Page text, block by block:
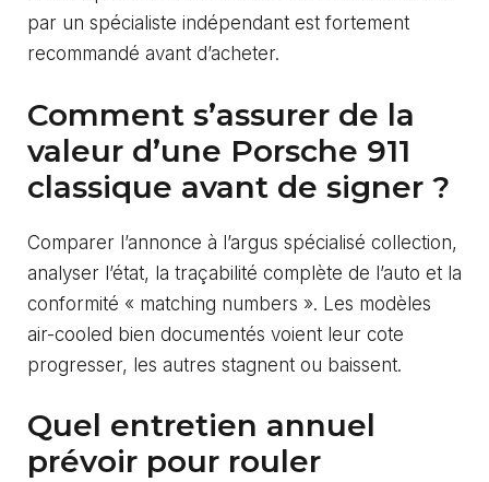
par un spécialiste indépendant est fortement
recommandé avant d’acheter.
Comment s’assurer de la
valeur d’une Porsche 911
classique avant de signer ?
Comparer l’annonce à l’argus spécialisé collection,
analyser l’état, la traçabilité complète de l’auto et la
conformité « matching numbers ». Les modèles
air-cooled bien documentés voient leur cote
progresser, les autres stagnent ou baissent.
Quel entretien annuel
prévoir pour rouler